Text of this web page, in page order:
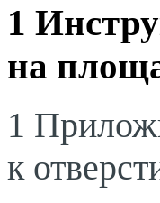
1
на
1
к